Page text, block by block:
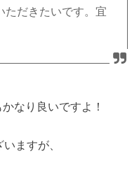
ただきたいです。宜
なり良いですよ！
ますが、